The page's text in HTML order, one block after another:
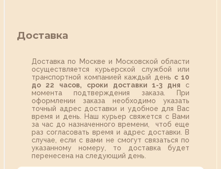
Доставка
Доставка по Москве и Московской области
осуществляется курьерской службой или
транспортной компанией каждый день с 10
до 22 часов,
сроки доставки 1-3 дня с
момента подтверждения заказа. При
оформлении заказа необходимо указать
точный адрес доставки и удобное для Вас
время и день. Наш курьер свяжется с Вами
за час до назначенного времени, чтоб еще
раз согласовать время и адрес доставки. В
случае, если с вами не смогут связаться по
указанному номеру, то доставка будет
перенесена на следующий день.